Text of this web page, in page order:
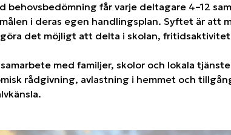
behovsbedömning får varje deltagare 4–12
i deras egen handlingsplan. Syftet är att
det möjligt att delta i skolan,
med familjer, skolor och lokala
rådgivning, avlastning i hemmet och